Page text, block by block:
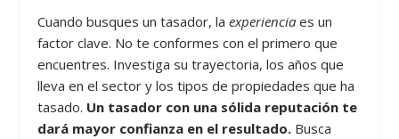
Cuando busques un tasador, laexperiencia es un
factor clave. No te conformes con el primero que
encuentres. Investiga su trayectoria, los años que
lleva en el sector y los tipos de propiedades que ha
tasado. Un tasador con una sólida reputación te
dará mayor confianza en el resultado. Busca